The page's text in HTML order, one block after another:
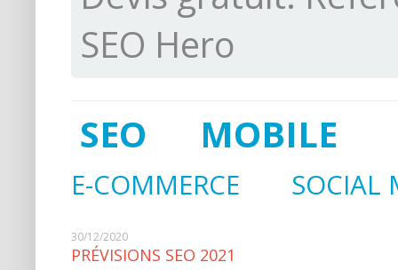
SEO Hero
SEO
MOBILE
E-COMMERCE SOCIAL
30/12/2020
PRÉVISIONS SEO 2021